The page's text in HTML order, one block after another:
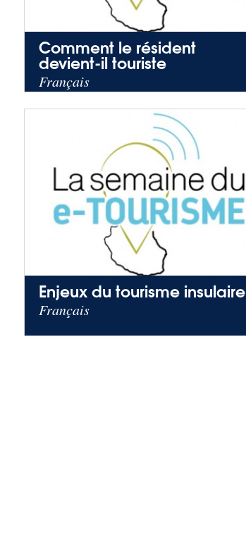
Comment le résident
devient-il touriste
Français
Enjeux du tourisme insulaire
Français